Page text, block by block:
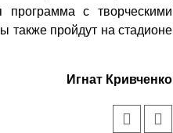
программа с творческими
также пройдут на стадионе
Игнат Кривченко